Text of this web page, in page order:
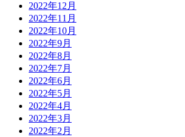
2022年12月
2022年11月
2022年10月
2022年9月
2022年8月
2022年7月
2022年6月
2022年5月
2022年4月
2022年3月
2022年2月